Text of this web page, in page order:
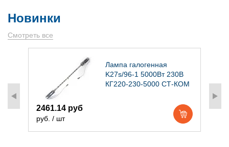
Новинки
Смотреть все
Лампа галогенная
K27s/96-1 5000Вт 230В
КГ220-230-5000 СТ-КОМ
2461.14 руб
руб. / шт